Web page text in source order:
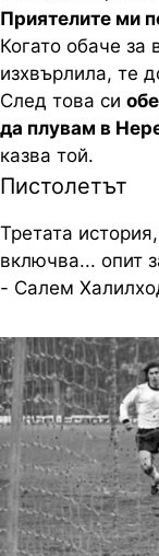
Приятелите ми
Когато обаче за
изхвърлила, те
След това си
да плувам в
казва той.
Пистолетът
Третата
включва... опит
- Салем